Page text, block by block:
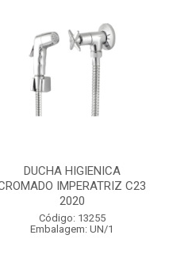
DUCHA HIGIENICA
IMPERATRIZ C23
2020
Código: 13255
Embalagem: UN/1